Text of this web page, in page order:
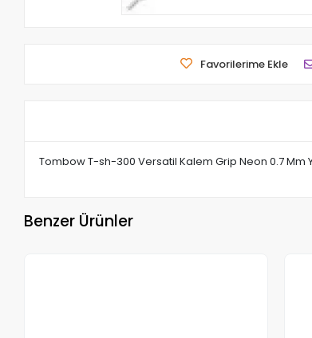
Favorilerime Ekle
Tombow T-sh-300 Versatil Kalem Grip Neon 0.7 Mm
Benzer Ürünler